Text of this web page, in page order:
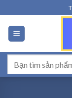
qua
nội
dung
kiếm: